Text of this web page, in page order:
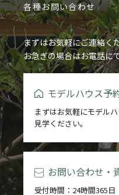
各種お問い合わせ
まずはお気軽にご連絡く
お急ぎの場合はお電話に
モデルハウス予
まずはお気軽にモデル
見学ください。
お問い合わせ・
受付時間：24時間365日